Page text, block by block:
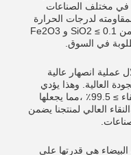
في مختلف الصناعات
لدرجات الحرارة
العالية وقسوة متفوقةتكوينه الكيميائي من SiO2 ≤ 0.1 و Fe2O3
عملية انصهار عالية
العالية. وهذا يؤدي
إلى مسحوق الألومينا الأبيض بمستوى نقاء ≥ 99.5٪ ،مما يجعلها
العالي لمنتجنا يضمن
هي قدرتها على